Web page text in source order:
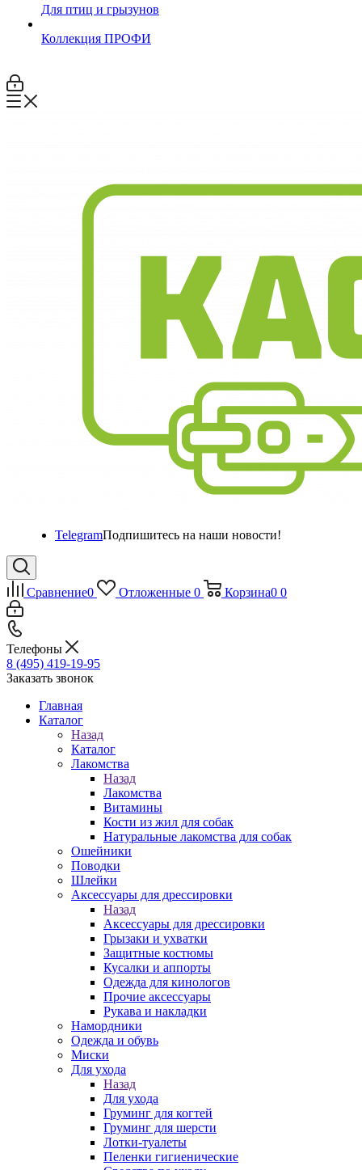
Для птиц и грызунов
Коллекция ПРОФИ
TelegramПодпишитесь на наши новости!
Сравнение0 Отложенные 0 Корзина0 0
Телефоны
8 (495) 419-19-95
Заказать звонок
Главная
Каталог
Назад
Каталог
Лакомства
Назад
Лакомства
Витамины
Кости из жил для собак
Натуральные лакомства для собак
Ошейники
Поводки
Шлейки
Аксессуары для дрессировки
Назад
Аксессуары для дрессировки
Грызаки и ухватки
Защитные костюмы
Кусалки и аппорты
Одежда для кинологов
Прочие аксессуары
Рукава и накладки
Намордники
Одежда и обувь
Миски
Для ухода
Назад
Для ухода
Груминг для когтей
Груминг для шерсти
Лотки-туалеты
Пеленки гигиенические